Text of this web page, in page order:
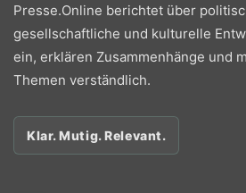
Presse.Online berichtet über
gesellschaftliche und kulturelle
ein, erklären Zusammenhänge und
Themen verständlich.
Klar. Mutig. Relevant.